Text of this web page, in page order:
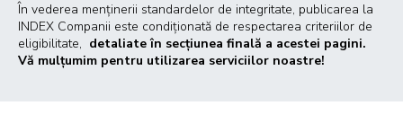
În vederea menținerii standardelor de integritate, publicarea la
INDEX Companii este condiționată de respectarea criteriilor de
eligibilitate, detaliate în secțiunea finală a acestei pagini.
Vă mulțumim pentru utilizarea serviciilor noastre!